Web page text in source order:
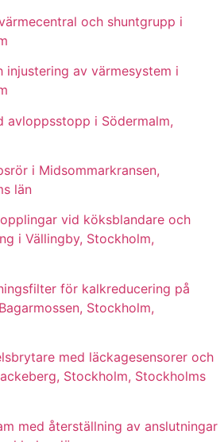
och shuntgrupp i
injustering av värmesystem i
avloppsstopp i Södermalm,
i Midsommarkransen,
län
vid köksblandare och
i Vällingby, Stockholm,
för kalkreducering på
Stockholm,
med läckagesensorer och
Stockholm, Stockholms
med återställning av anslutningar